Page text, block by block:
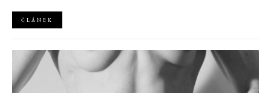
ČLÁNEK